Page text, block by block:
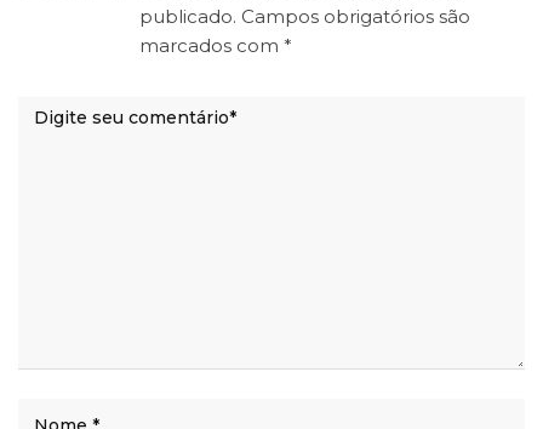
publicado. Campos obrigatórios são
marcados com *